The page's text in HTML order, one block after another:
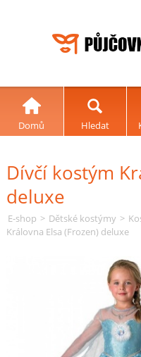
Domů Hledat
Dívčí kostým
deluxe
E-shop > Dětské kostýmy >
Královna Elsa (Frozen) deluxe